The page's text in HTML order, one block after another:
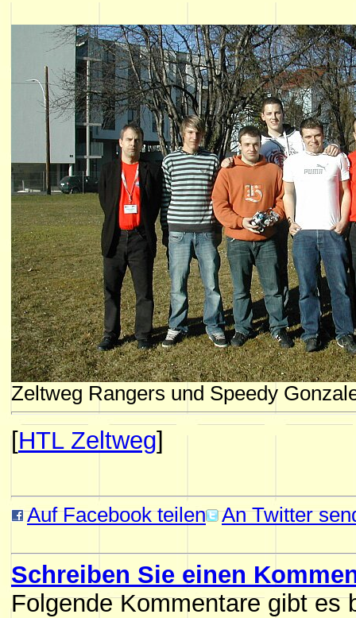
Zeltweg Rangers und Speedy
[HTL Zeltweg]
Auf Facebook teilen An Twitter
Schreiben Sie einen
Folgende Kommentare gibt es